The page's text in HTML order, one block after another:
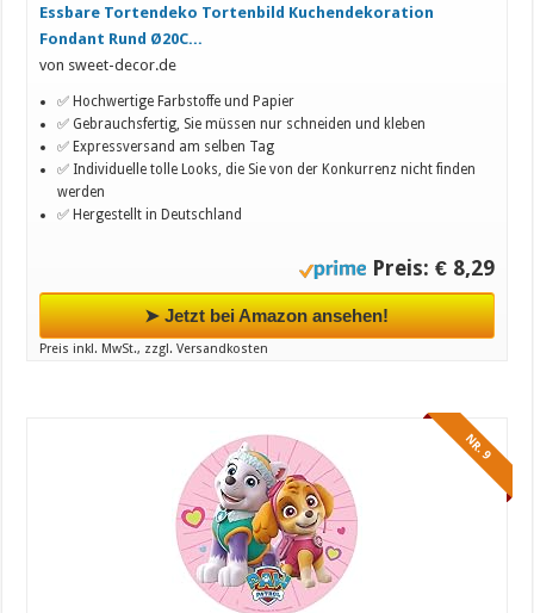
Essbare Tortendeko Tortenbild Kuchendekoration
Fondant Rund Ø20C...
von sweet-decor.de
✅ Hochwertige Farbstoffe und Papier
✅ Gebrauchsfertig, Sie müssen nur schneiden und kleben
✅ Expressversand am selben Tag
✅ Individuelle tolle Looks, die Sie von der Konkurrenz nicht finden
werden
✅ Hergestellt in Deutschland
Preis: € 8,29
➤ Jetzt bei Amazon ansehen!
Preis inkl. MwSt., zzgl. Versandkosten
NR. 9